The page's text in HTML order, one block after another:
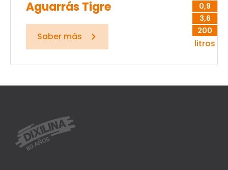
0,9
3,6
200
litros
Aguarrás Tigre
Saber más